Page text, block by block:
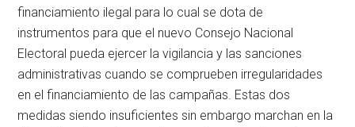
financiamiento ilegal para lo cual se dota de
instrumentos para que el nuevo Consejo Nacional
Electoral pueda ejercer la vigilancia y las sanciones
administrativas cuando se comprueben irregularidades
en el financiamiento de las campañas. Estas dos
medidas siendo insuficientes sin embargo marchan en la